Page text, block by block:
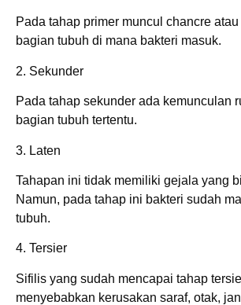
Pada tahap primer muncul chancre
bagian tubuh di mana bakteri masuk.
2. Sekunder
Pada tahap sekunder ada kemunculan
bagian tubuh tertentu.
3. Laten
Tahapan ini tidak memiliki gejala yang
Namun, pada tahap ini bakteri sudah
tubuh.
4. Tersier
Sifilis yang sudah mencapai tahap
menyebabkan kerusakan saraf, otak,